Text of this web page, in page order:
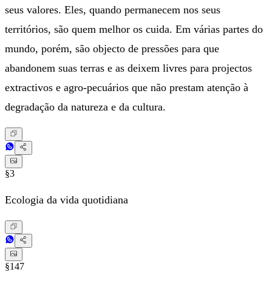
seus valores. Eles, quando permanecem nos seus
territórios, são quem melhor os cuida. Em várias partes do
mundo, porém, são objecto de pressões para que
abandonem suas terras e as deixem livres para projectos
extractivos e agro-pecuários que não prestam atenção à
degradação da natureza e da cultura.
§3
Ecologia da vida quotidiana
§147